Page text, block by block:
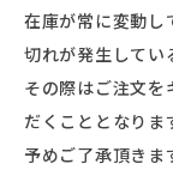
在庫が常に変動し
切れが発生してい
その際はご注文を
だくこととなりま
予めご了承頂きま